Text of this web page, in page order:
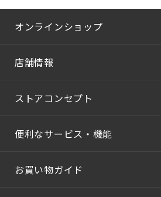
オンラインショップ
店舗情報
ストアコンセプト
便利なサービス・機能
お買い物ガイド